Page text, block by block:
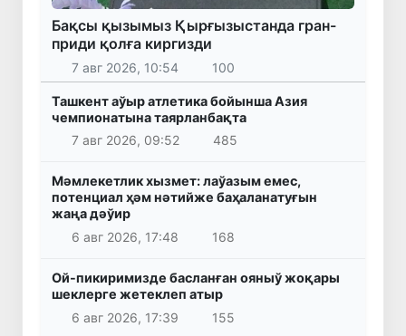
Бақсы қызымыз Қырғызыстанда гран-
приди қолға киргизди
7 авг 2026, 10:54 100
Ташкент аўыр атлетика бойынша Азия
чемпионатына таярланбақта
7 авг 2026, 09:52
485
Мәмлекетлик хызмет: лаўазым емес,
потенциал ҳәм нәтийже баҳаланатуғын
жаңа дәўир
6 авг 2026, 17:48
168
Ой-пикиримизде басланған ояныў жоқары
шеклерге жетеклеп атыр
6 авг 2026, 17:39
155